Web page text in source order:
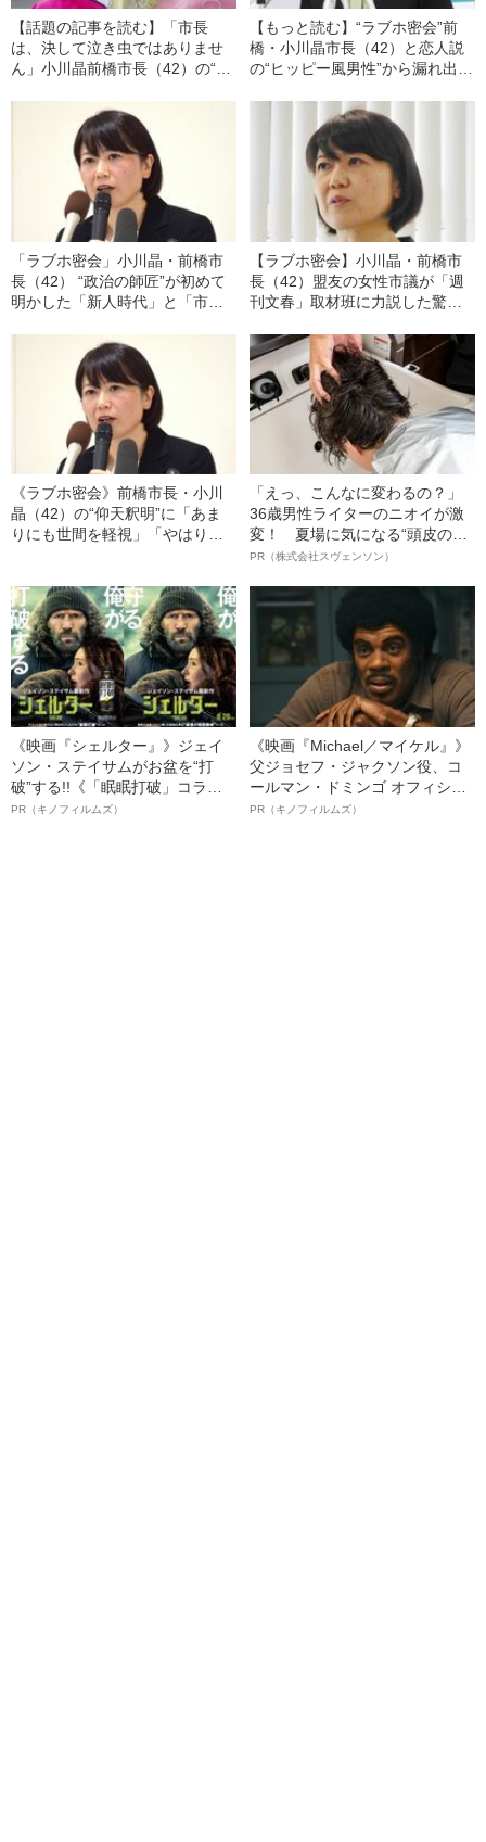
【話題の記事を読む】「市長
は、決して泣き虫ではありませ
ん」小川晶前橋市長（42）の“ラ
た“7000字弁明”文書
【もっと読む】“ラブホ密会”前
橋・小川晶市長（42）と恋人説
の“ヒッピー風男性”から漏れ出た
ってます」「警察が来て…」
「ラブホ密会」小川晶・前橋市
長（42） “政治の師匠”が初めて
明かした「新人時代」と「市長
【ラブホ密会】小川晶・前橋市
長（42）盟友の女性市議が「週
刊文春」取材班に力説した驚き
市長を攻撃」「何か裏があるん
じゃないか」
《ラブホ密会》前橋市長・小川
晶（42）の“仰天釈明”に「あま
りにも世間を軽視」「やはり問
「えっ、こんなに変わるの？」
36歳男性ライターのニオイが激
変！ 夏場に気になる“頭皮のニ
オイ”や“ベタつき”を解消す
ト”が生み出した徹底ケアとは
PR（株式会社スヴェンソン）
《映画『シェルター』》ジェイ
ソン・ステイサムがお盆を“打
破”する!!《「眠眠打破」コラ
ボ》
PR（キノフィルムズ）
《映画『Michael／マイケル』》
父ジョセフ・ジャクソン役、コ
ールマン・ドミンゴ オフィシャ
ルインタビュー“観客を魅了した
PR（キノフィルムズ）